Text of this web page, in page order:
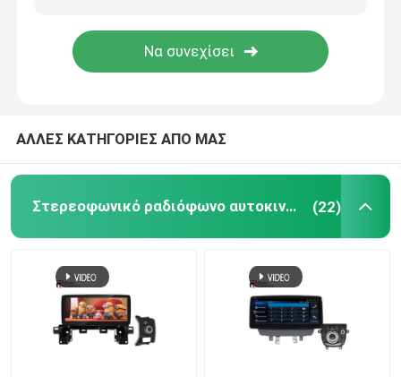
Ψηφιακή συστάδα εξόρμησης
ΑΛΛΕΣ ΚΑΤΗΓΟΡΙΕΣ ΑΠΟ ΜΑΣ
Στερεοφωνικό ραδιόφωνο αυτοκινήτου Android (22)